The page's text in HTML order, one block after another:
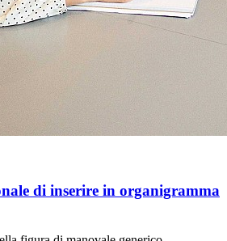
di inserire in organigramma